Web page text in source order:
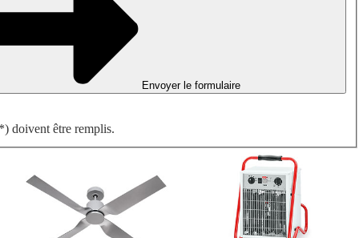
Envoyer le formulaire
doivent être remplis.